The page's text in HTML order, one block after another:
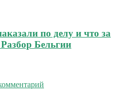
по делу и что за
Бельгии